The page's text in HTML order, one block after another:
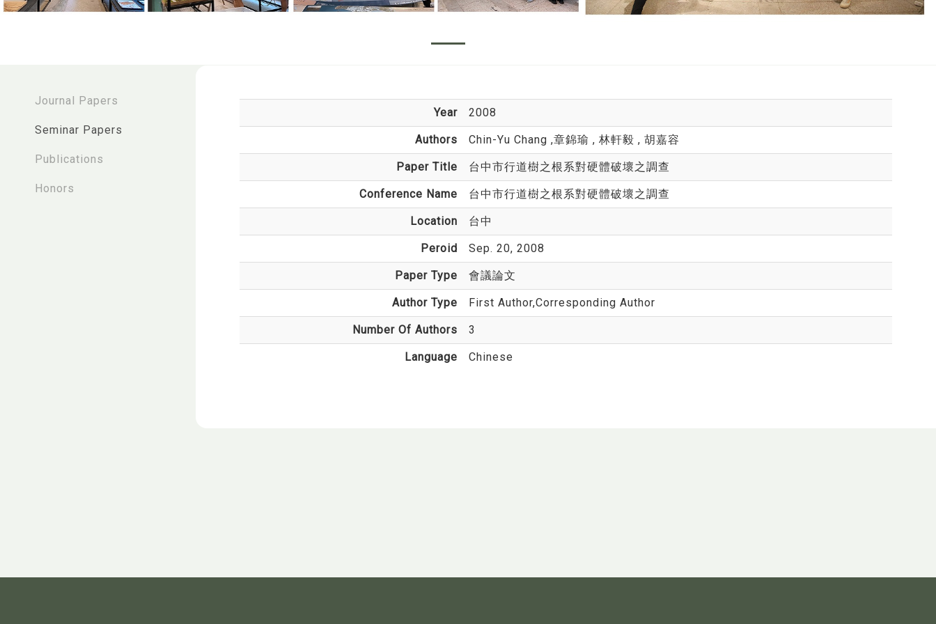
Journal Papers
Seminar Papers
Publications
Honors
Year 2008
Authors Chin-Yu Chang ,章錦瑜 , 林軒毅 , 胡嘉容
Paper Title 台中市行道樹之根系對硬體破壞之調查
Conference Name 台中市行道樹之根系對硬體破壞之調查
Location 台中
Peroid Sep. 20, 2008
Paper Type 會議論文
Author Type First Author,Corresponding Author
Number Of Authors 3
Language Chinese